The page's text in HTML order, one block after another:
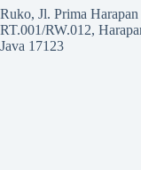
Ruko, Jl. Prima
RT.001/RW.012,
Java 17123